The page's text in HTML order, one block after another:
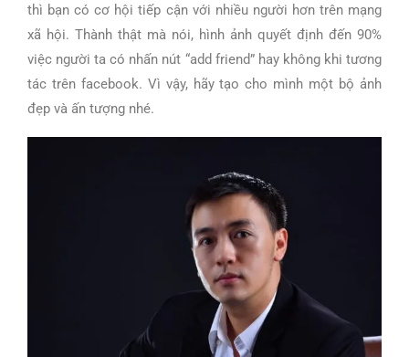
thì bạn có cơ hội tiếp cận với nhiều người hơn trên mạng
xã hội. Thành thật mà nói, hình ảnh quyết định đến 90%
việc người ta có nhấn nút “add friend” hay không khi tương
tác trên facebook. Vì vậy, hãy tạo cho mình một bộ ảnh
đẹp và ấn tượng nhé.